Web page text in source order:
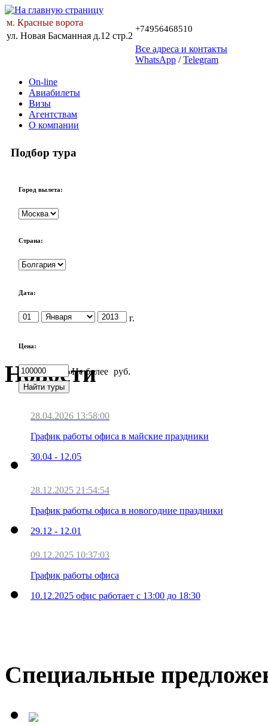
м. Красные ворота
+74956468510
ул. Новая Басманная д.12 стр.2
Все адреса и контакты
WhatsApp /Telegram
On-line
Авиабилеты
Визы
Агентствам
О компании
Подбор тура
Город вылета:
Страна:
Дата:
г.
Цена:
Не более руб.
Новости
28.04.2026 13:58:00
График работы офиса в майские праздники
30.04 - 12.05
28.12.2025 21:54:54
График работы офиса в новогодние праздники
29.12 - 12.01
09.12.2025 10:37:03
График работы офиса
10.12.2025 офис работает с 13:00 до 18:30
Специальные